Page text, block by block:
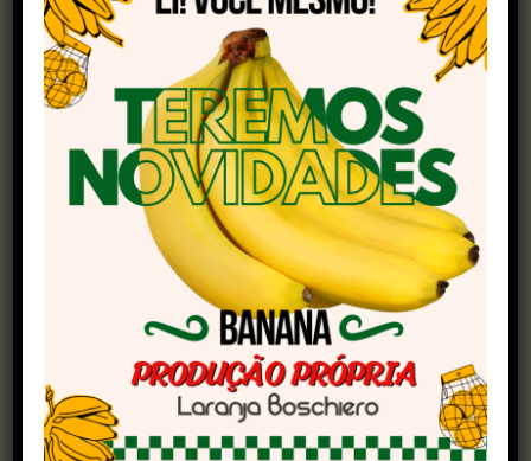
Fávaro; dos governadores de Goiás e do Paraná,
Ronaldo Caiado e Ratinho Júnior; da senadora
Tereza Cristina, ex-ministra da Agricultura; do
senador Cleitinho Azevedo, presidente da Frente
Parlamentar da Agropecuária; de Toninho de
Salvo, presidente da Faemg; da prefeita de
Uberaba, Elisa Araújo; além de outras
Marcaram presença ainda os embaixadores de
Botswana, Benim e Moçambique; o cônsul-geral
honorário do Panamá em Minas Gerais, Daniel
Franco; e representantes de entidades